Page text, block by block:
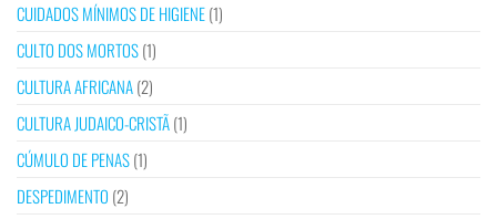
CUIDADOS MÍNIMOS DE HIGIENE(1)
CULTO DOS MORTOS(1)
CULTURA AFRICANA(2)
CULTURA JUDAICO-CRISTÃ(1)
CÚMULO DE PENAS(1)
DESPEDIMENTO (2)